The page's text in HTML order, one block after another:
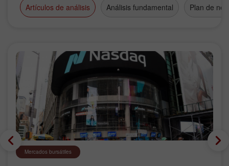
Artículos de análisis Análisis fundamental Plan de
Mercados bursátiles